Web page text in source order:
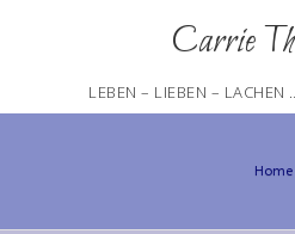
Carrie
LEBEN – LIEBEN – LACHEN
Home